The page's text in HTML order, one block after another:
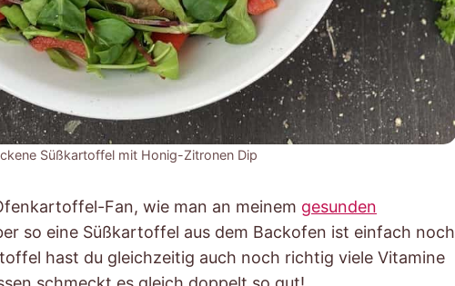
Süßkartoffel mit Honig-Zitronen Dip
Fan, wie man an meinem gesunden
so eine Süßkartoffel aus dem Backofen ist einfach noch
hast du gleichzeitig auch noch richtig viele Vitamine